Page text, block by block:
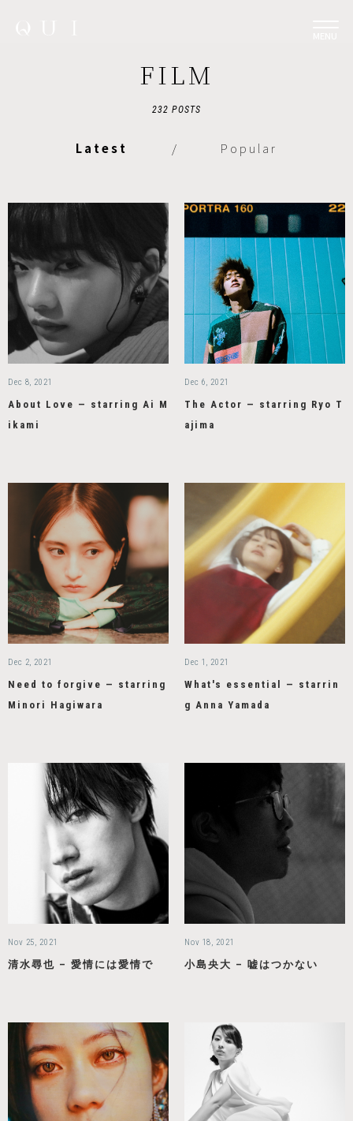
FILM
232 POSTS
Latest / Popular
Dec 8, 2021
About Love — starring Ai M
ikami
Dec 6, 2021
The Actor — starring Ryo T
ajima
Dec 2, 2021
Need to forgive — starring
Minori Hagiwara
Dec 1, 2021
What's essential — starrin
g Anna Yamada
Nov 25, 2021
清水尋也 – 愛情には愛情で
Nov 18, 2021
小島央大 – 嘘はつかない